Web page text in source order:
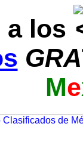
a los
Me